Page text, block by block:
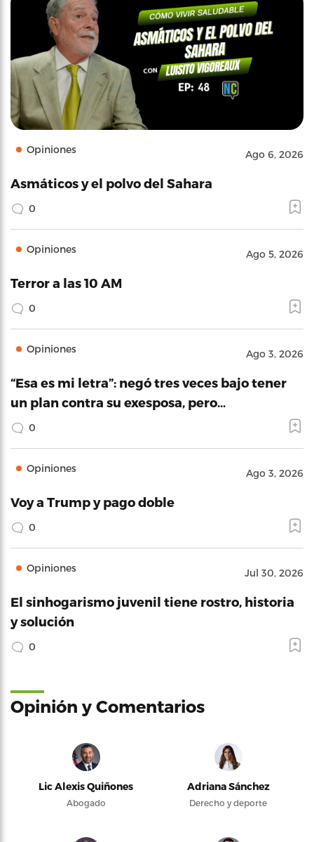
Opiniones Ago 6, 2026
Asmáticos y el polvo del Sahara
0
Opiniones Ago 5, 2026
Terror a las 10 AM
0
Opiniones Ago 3, 2026
“Esa es mi letra”: negó tres veces bajo tener
un plan contra su exesposa, pero…
0
Opiniones Ago 3, 2026
Voy a Trump y pago doble
0
Opiniones Jul 30, 2026
El sinhogarismo juvenil tiene rostro, historia
y solución
0
Opinión y Comentarios
Lic Alexis Quiñones
Abogado
Adriana Sánchez
Derecho y deporte